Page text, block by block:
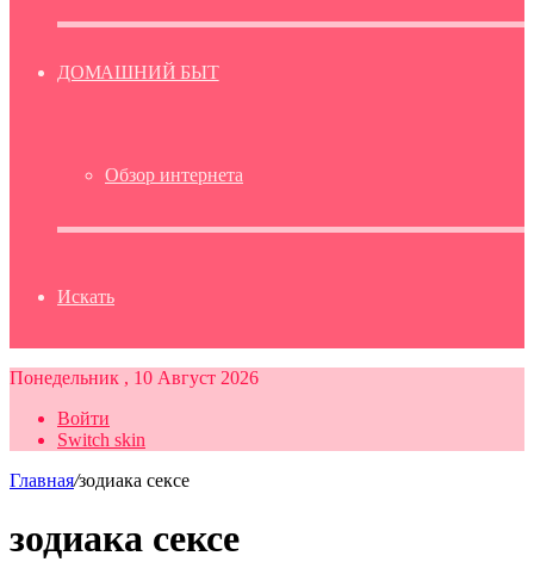
ДОМАШНИЙ БЫТ
Обзор интернета
Искать
Понедельник , 10 Август 2026
Войти
Switch skin
Главная/зодиака сексе
зодиака сексе